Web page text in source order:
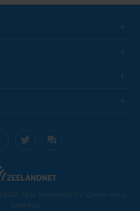
DELTA Fiber Nederland B.V. Geniet van je
zaterdag!